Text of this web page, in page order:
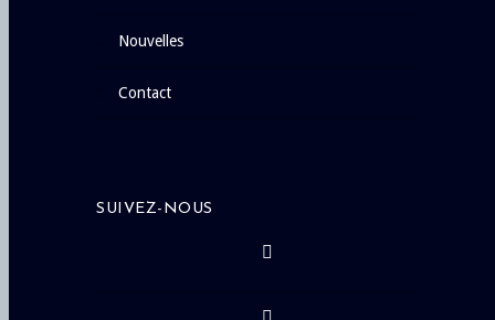
nouvelles
contact
SUIVEZ-NOUS